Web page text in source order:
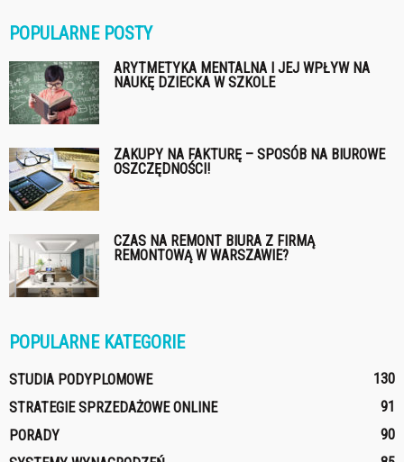
POPULARNE POSTY
ARYTMETYKA MENTALNA I JEJ WPŁYW NA
NAUKĘ DZIECKA W SZKOLE
ZAKUPY NA FAKTURĘ – SPOSÓB NA BIUROWE
OSZCZĘDNOŚCI!
CZAS NA REMONT BIURA Z FIRMĄ
REMONTOWĄ W WARSZAWIE?
POPULARNE KATEGORIE
STUDIA PODYPLOMOWE
130
STRATEGIE SPRZEDAŻOWE ONLINE
91
PORADY
90